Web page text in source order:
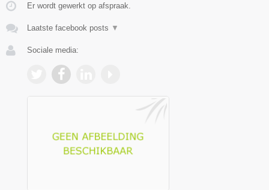
Er wordt gewerkt op afspraak.
Laatste facebook posts ▼
Sociale media: